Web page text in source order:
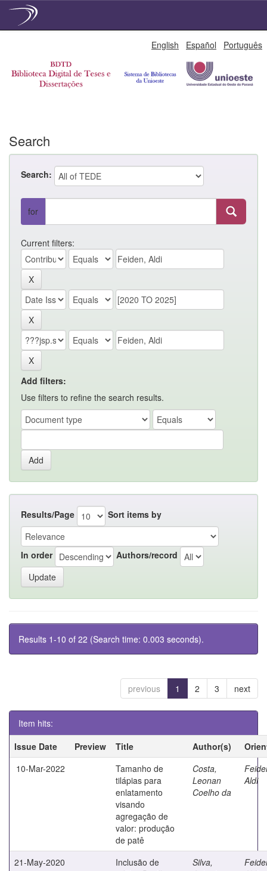
English Español Português
Search
Search:
for
Current filters:
Add filters:
Use filters to refine the search results.
Results/Page Sort items by
In order Authors/record
Results 1-10 of 22 (Search time: 0.003 seconds).
previous 1 2 3 next
Item hits:
Issue Date
Preview Title Author(s)
10-Mar-2022
Tamanho de
tilápias para
enlatamento
visando
agregação de
valor: produção
de patê
Costa,
Leonan
Coelho da
Aldi
21-May-2020
Inclusão de
Silva,